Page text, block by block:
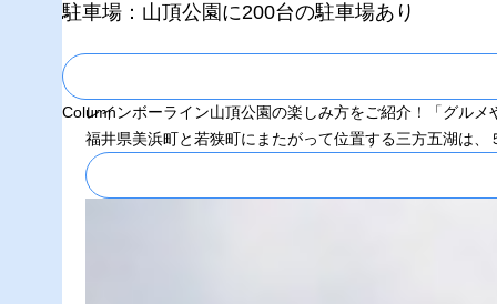
駐車場：山頂公園に200台の駐車場あり
Column
レインボーライン山頂公園の楽しみ方をご紹介！「グル
福井県美浜町と若狭町にまたがって位置する三方五湖は